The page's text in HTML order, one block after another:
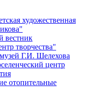
художественная
вестник
творчества"
Г.И. Шелехова
центр
отопительные